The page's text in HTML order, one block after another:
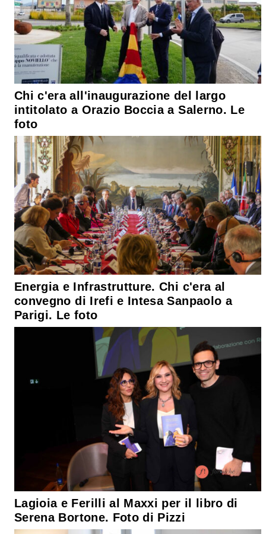
Chi c'era all'inaugurazione del largo
intitolato a Orazio Boccia a Salerno. Le
foto
Energia e Infrastrutture. Chi c'era al
convegno di Irefi e Intesa Sanpaolo a
Parigi. Le foto
Lagioia e Ferilli al Maxxi per il libro di
Serena Bortone. Foto di Pizzi